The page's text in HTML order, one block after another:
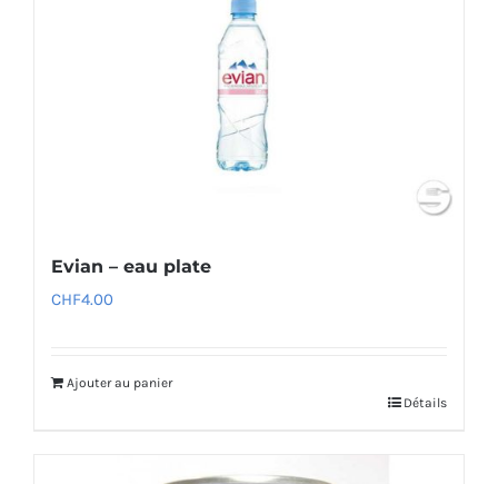
Evian – eau plate
CHF4.00
Ajouter au panier
Détails